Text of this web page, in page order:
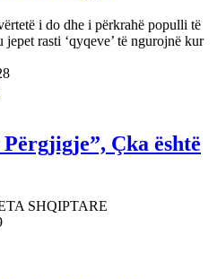
i do dhe i përkrahë populli të
rasti ‘qyqeve’ të ngurojnë kur
Çka është
SHQIPTARE